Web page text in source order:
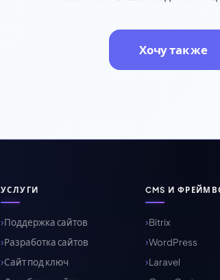
Хочу так же
УСЛУГИ
Поддержка сайтов
Разработка сайтов
Сайт под ключ
CMS И
Bitrix
WordPress
Laravel